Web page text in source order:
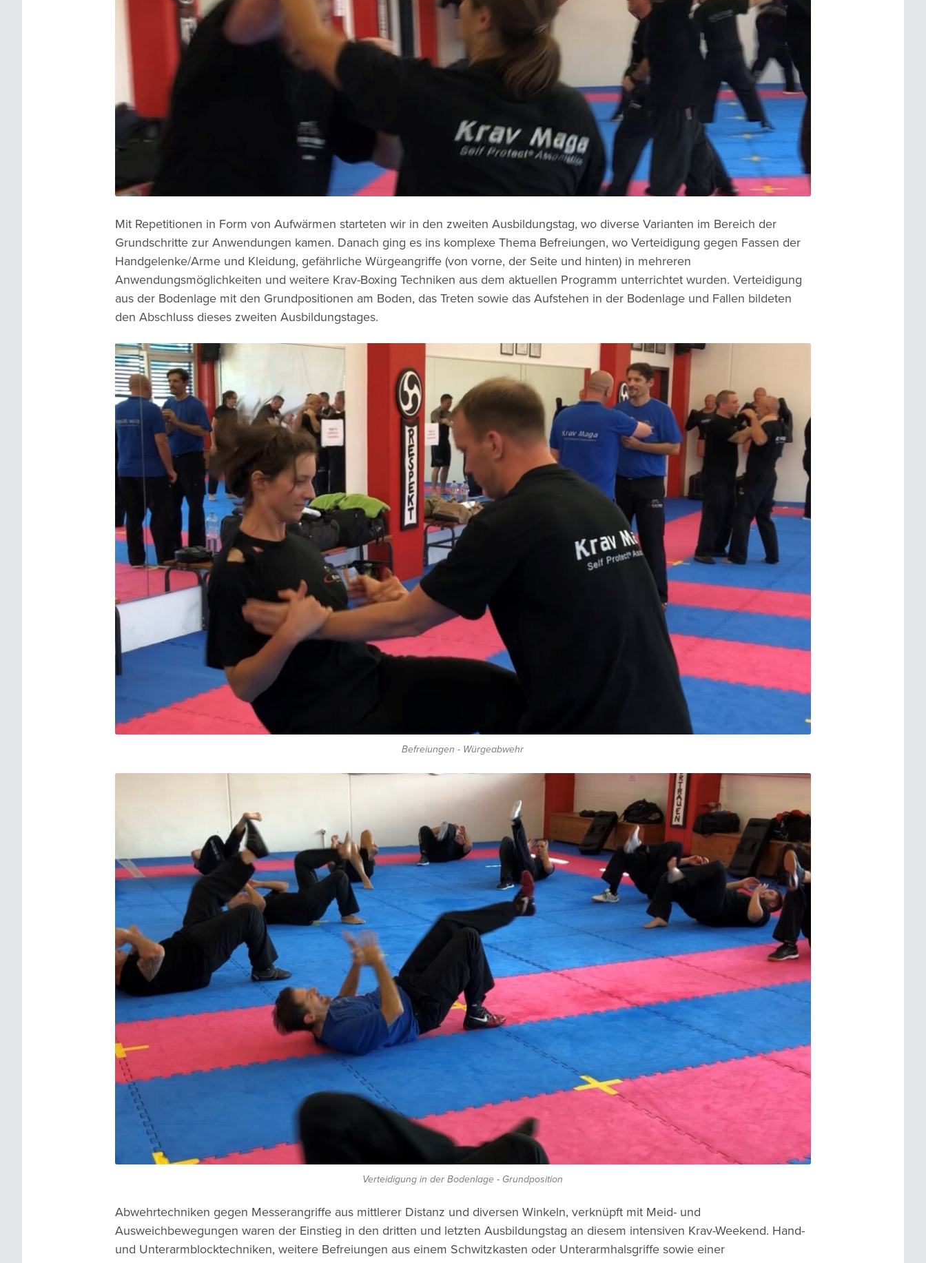
Mit Repetitionen in Form von Aufwärmen starteten wir in den zweiten Ausbildungstag, wo diverse Varianten im Bereich der
Grundschritte zur Anwendungen kamen. Danach ging es ins komplexe Thema Befreiungen, wo Verteidigung gegen Fassen der
Handgelenke/Arme und Kleidung, gefährliche Würgeangriffe (von vorne, der Seite und hinten) in mehreren
Anwendungsmöglichkeiten und weitere Krav-Boxing Techniken aus dem aktuellen Programm unterrichtet wurden. Verteidigung
aus der Bodenlage mit den Grundpositionen am Boden, das Treten sowie das Aufstehen in der Bodenlage und Fallen bildeten
den Abschluss dieses zweiten Ausbildungstages.
Befreiungen - Würgeabwehr
Verteidigung in der Bodenlage - Grundposition
Abwehrtechniken gegen Messerangriffe aus mittlerer Distanz und diversen Winkeln, verknüpft mit Meid- und
Ausweichbewegungen waren der Einstieg in den dritten und letzten Ausbildungstag an diesem intensiven Krav-Weekend. Hand-
und Unterarmblocktechniken, weitere Befreiungen aus einem Schwitzkasten oder Unterarmhalsgriffe sowie einer